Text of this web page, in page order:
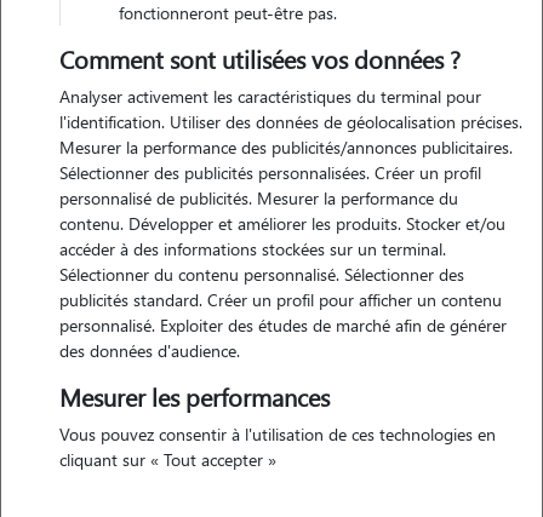
Lou
BAYON 54290
maison
depuis toute petite j'ai eu des animaux. j'ai grandi avec...
fonctionneront peut-être pas.
Comment sont utilisées vos données ?
Analyser activement les caractéristiques du terminal pour
l'identification. Utiliser des données de géolocalisation précises.
Mesurer la performance des publicités/annonces publicitaires.
Sélectionner des publicités personnalisées. Créer un profil
personnalisé de publicités. Mesurer la performance du
contenu. Développer et améliorer les produits. Stocker et/ou
accéder à des informations stockées sur un terminal.
Sélectionner du contenu personnalisé. Sélectionner des
publicités standard. Créer un profil pour afficher un contenu
personnalisé. Exploiter des études de marché afin de générer
des données d'audience.
Mesurer les performances
Vous pouvez consentir à l'utilisation de ces technologies en
cliquant sur « Tout accepter »